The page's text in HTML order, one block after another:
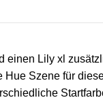
einen Lily xl
Hue Szene für